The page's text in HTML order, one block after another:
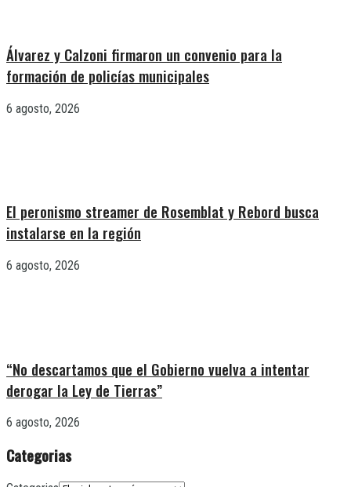
Álvarez y Calzoni firmaron un convenio para la
formación de policías municipales
6 agosto, 2026
El peronismo streamer de Rosemblat y Rebord busca
instalarse en la región
6 agosto, 2026
“No descartamos que el Gobierno vuelva a intentar
derogar la Ley de Tierras”
6 agosto, 2026
Categorias